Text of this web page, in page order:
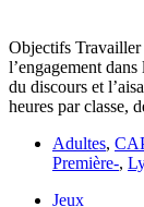
Objectifs Travailler
l’engagement
du discours et
heures par classe,
Adultes,
Première-,
Jeux